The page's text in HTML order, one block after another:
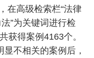
，在高级检索栏“法律
”为关键词进行检
获得案例 4163个。
不相关的案例后，